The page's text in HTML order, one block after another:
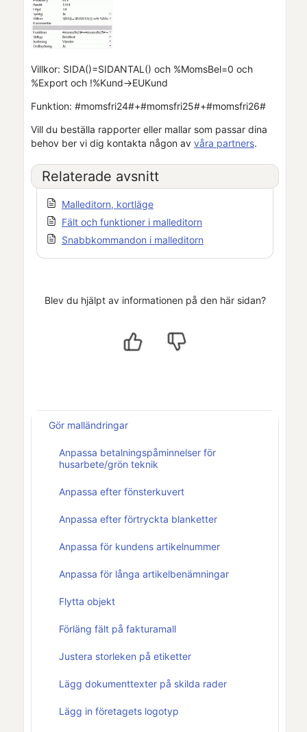
Villkor: SIDA()=SIDANTAL() och %MomsBel=0 och
%Export och !%Kund->EUKund
Funktion: #momsfri24#+#momsfri25#+#momsfri26#
Vill du beställa rapporter eller mallar som passar dina
behov ber vi dig kontakta någon av våra partners.
Relaterade avsnitt
Malleditorn, kortläge
Fält och funktioner i malleditorn
Snabbkommandon i malleditorn
Blev du hjälpt av informationen på den här sidan?
Gör malländringar
Anpassa betalningspåminnelser för
husarbete/grön teknik
Anpassa efter fönsterkuvert
Anpassa efter förtryckta blanketter
Anpassa för kundens artikelnummer
Anpassa för långa artikelbenämningar
Flytta objekt
Förläng fält på fakturamall
Justera storleken på etiketter
Lägg dokumenttexter på skilda rader
Lägg in företagets logotyp